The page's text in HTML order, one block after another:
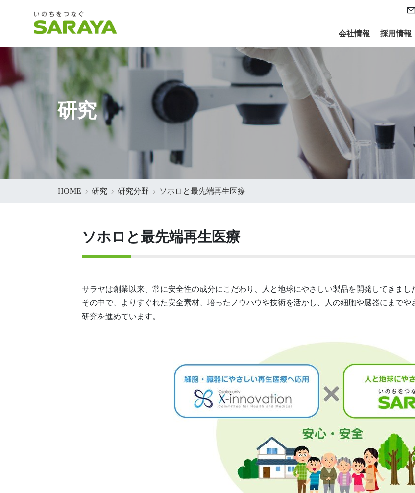
会社情報 採用情報
研究
HOME 研究 研究分野 ソホロと最先端再生医療
ソホロと最先端再生医療
サラヤは創業以来、常に安全性の成分にこだわり、人と地球にやさしい製品を開発してきまし
その中で、よりすぐれた安全素材、培ったノウハウや技術を活かし、人の細胞や臓器にまで
研究を進めています。